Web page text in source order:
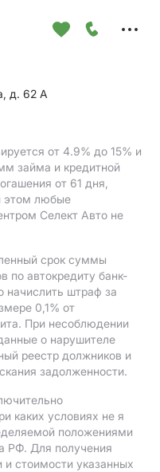
д. 62 А
от 4.9% до 15% и
займа и кредитной
от 61 дня,
этом любые
Селект Авто не
срок суммы
по автокредиту банк-
начислить штраф за
0,1% от
При несоблюдении
о нарушителе
реестр должников и
задолженности.
каких условиях не я
положениями
РФ. Для получения
стоимости указанных